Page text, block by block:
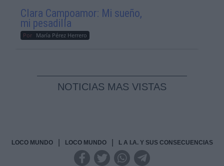
Clara Campoamor: Mi sueño,
mi pesadilla
Por María Pérez Herrero
NOTICIAS MAS VISTAS
LOCO MUNDO LOCO MUNDO L A I.A. Y SUS CONSECUENCIAS